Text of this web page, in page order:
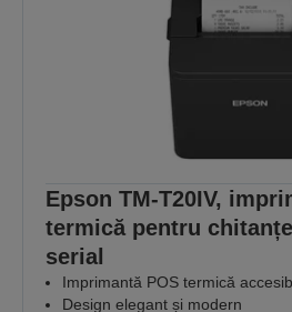
Epson TM-T20IV,
termică pentru
serial
Imprimantă POS termică
Design elegant și modern